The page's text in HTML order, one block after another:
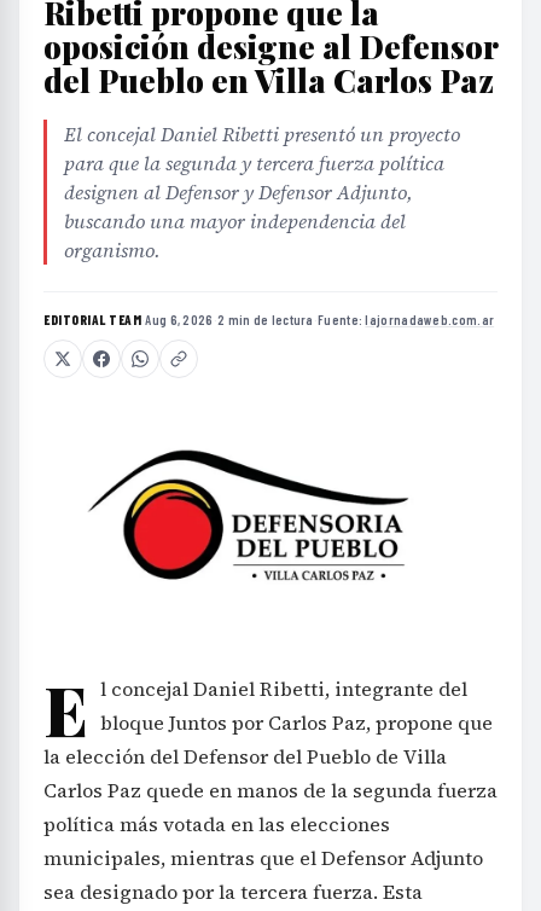
Ribetti propone que la
oposición designe al Defensor
del Pueblo en Villa Carlos Paz
El concejal Daniel Ribetti presentó un proyecto
para que la segunda y tercera fuerza política
designen al Defensor y Defensor Adjunto,
buscando una mayor independencia del
organismo.
EDITORIAL TEAM·Aug 6, 2026 ·2 min de lectura ·Fuente:lajornadaweb.com.ar
E l concejal Daniel Ribetti, integrante del
bloque Juntos por Carlos Paz, propone que
la elección del Defensor del Pueblo de Villa
Carlos Paz quede en manos de la segunda fuerza
política más votada en las elecciones
municipales, mientras que el Defensor Adjunto
sea designado por la tercera fuerza. Esta